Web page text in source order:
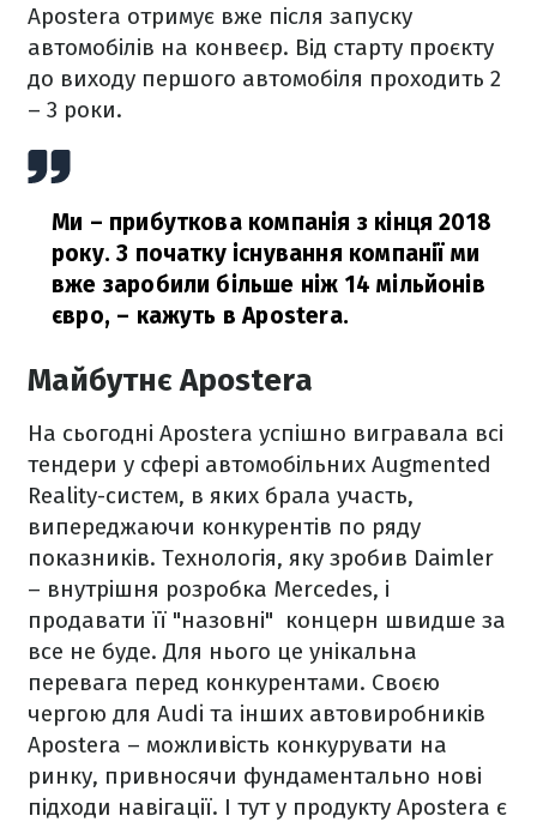
Apostera отримує вже після запуску
автомобілів на конвеєр. Від старту проєкту
до виходу першого автомобіля проходить 2
– 3 роки.
Ми – прибуткова компанія з кінця 2018
року. З початку існування компанії ми
вже заробили більше ніж 14 мільйонів
євро, – кажуть в Apostera.
Майбутнє Apostera
На сьогодні Apostera успішно вигравала всі
тендери у сфері автомобільних Augmented
Reality-систем, в яких брала участь,
випереджаючи конкурентів по ряду
показників. Технологія, яку зробив Daimler
– внутрішня розробка Mercedes, і
продавати її "назовні" концерн швидше за
все не буде. Для нього це унікальна
перевага перед конкурентами. Своєю
чергою для Audi та інших автовиробників
Apostera – можливість конкурувати на
ринку, привносячи фундаментально нові
підходи навігації. І тут у продукту Apostera є